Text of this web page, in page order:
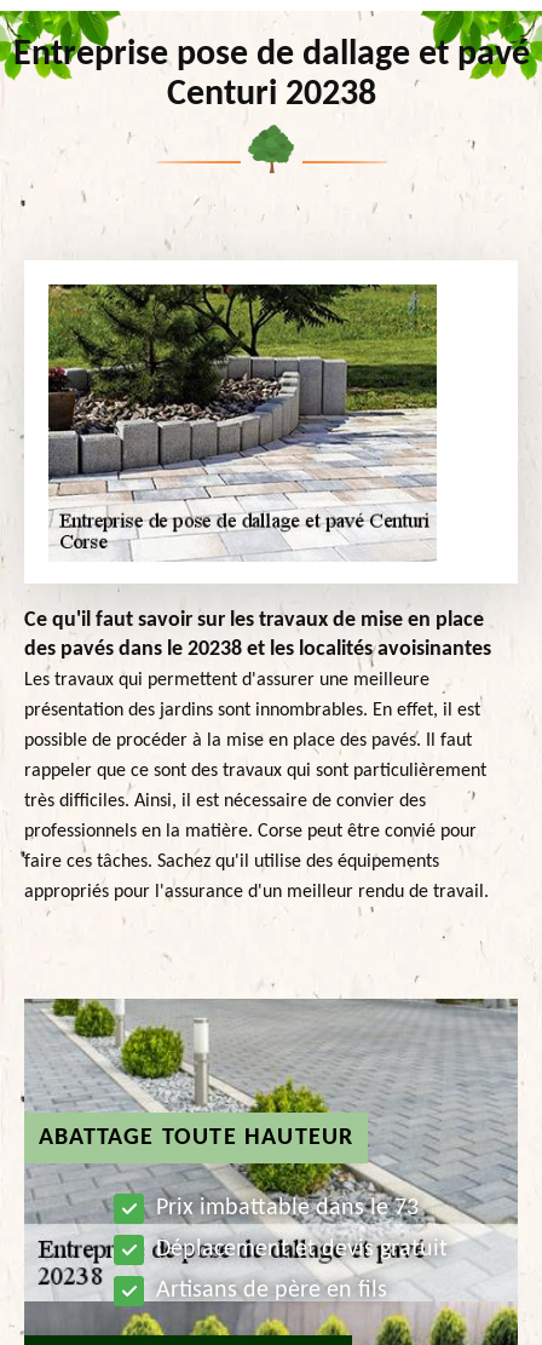
ABATTAGE TOUTE HAUTEUR
Prix imbattable dans le 73
Déplacement et devis gratuit
Artisans de père en fils
Entreprise pose de dallage et pavé
Centuri 20238
Ce qu'il faut savoir sur les travaux de mise en place
des pavés dans le 20238 et les localités avoisinantes
Les travaux qui permettent d'assurer une meilleure
présentation des jardins sont innombrables. En effet, il est
possible de procéder à la mise en place des pavés. Il faut
rappeler que ce sont des travaux qui sont particulièrement
très difficiles. Ainsi, il est nécessaire de convier des
professionnels en la matière. Corse peut être convié pour
faire ces tâches. Sachez qu'il utilise des équipements
appropriés pour l'assurance d'un meilleur rendu de travail.